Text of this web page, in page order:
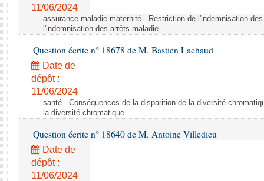
11/06/2024
assurance maladie maternité - Restriction de l'indemnisation
l'indemnisation des arrêts maladie
Question écrite n° 18678 de M. Bastien Lachaud
Date de
dépôt :
11/06/2024
santé - Conséquences de la disparition de la diversité
la diversité chromatique
Question écrite n° 18640 de M. Antoine Villedieu
Date de
dépôt :
11/06/2024